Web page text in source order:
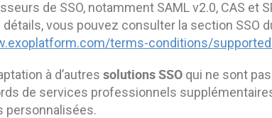
de SSO, notamment SAML v2.0, CAS et
vous pouvez consulter la section SSO
terms-conditions/
à d’autres solutions SSOqui ne sont
de services professionnels
personnalisées.